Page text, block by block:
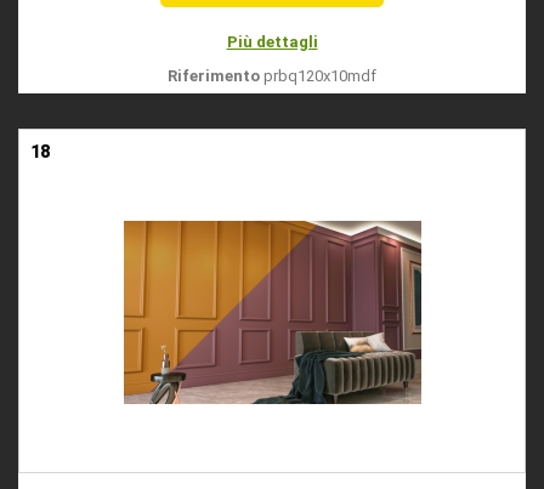
Più dettagli
Riferimento prbq120x10mdf
18